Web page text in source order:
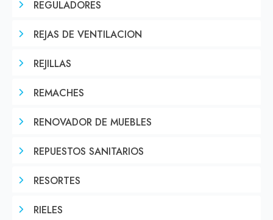
REGULADORES
REJAS DE VENTILACION
REJILLAS
REMACHES
RENOVADOR DE MUEBLES
REPUESTOS SANITARIOS
RESORTES
RIELES